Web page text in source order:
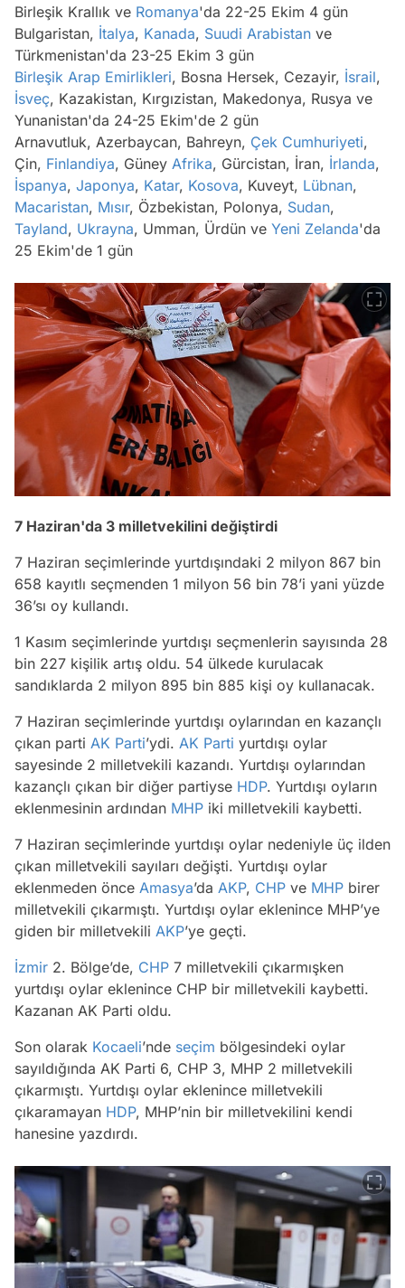
Birleşik Krallık ve Romanya'da 22-25 Ekim 4 gün
Bulgaristan, İtalya, Kanada, Suudi Arabistan ve
Türkmenistan'da 23-25 Ekim 3 gün
Birleşik Arap Emirlikleri, Bosna Hersek, Cezayir, İsrail,
İsveç, Kazakistan, Kırgızistan, Makedonya, Rusya ve
Yunanistan'da 24-25 Ekim'de 2 gün
Arnavutluk, Azerbaycan, Bahreyn, Çek Cumhuriyeti,
Çin, Finlandiya, Güney Afrika, Gürcistan, İran, İrlanda,
İspanya, Japonya, Katar, Kosova, Kuveyt, Lübnan,
Macaristan, Mısır, Özbekistan, Polonya, Sudan,
Tayland, Ukrayna, Umman, Ürdün ve Yeni Zelanda'da
25 Ekim'de 1 gün
7 Haziran'da 3 milletvekilini değiştirdi
7 Haziran seçimlerinde yurtdışındaki 2 milyon 867 bin
658 kayıtlı seçmenden 1 milyon 56 bin 78’i yani yüzde
36’sı oy kullandı.
1 Kasım seçimlerinde yurtdışı seçmenlerin sayısında 28
bin 227 kişilik artış oldu. 54 ülkede kurulacak
sandıklarda 2 milyon 895 bin 885 kişi oy kullanacak.
7 Haziran seçimlerinde yurtdışı oylarından en kazançlı
çıkan parti AK Parti’ydi. AK Parti yurtdışı oylar
sayesinde 2 milletvekili kazandı. Yurtdışı oylarından
kazançlı çıkan bir diğer partiyse HDP. Yurtdışı oyların
eklenmesinin ardından MHP iki milletvekili kaybetti.
7 Haziran seçimlerinde yurtdışı oylar nedeniyle üç ilden
çıkan milletvekili sayıları değişti. Yurtdışı oylar
eklenmeden önce Amasya’da AKP, CHP ve MHP birer
milletvekili çıkarmıştı. Yurtdışı oylar eklenince MHP’ye
giden bir milletvekili AKP’ye geçti.
İzmir 2. Bölge’de, CHP 7 milletvekili çıkarmışken
yurtdışı oylar eklenince CHP bir milletvekili kaybetti.
Kazanan AK Parti oldu.
Son olarak Kocaeli’nde seçim bölgesindeki oylar
sayıldığında AK Parti 6, CHP 3, MHP 2 milletvekili
çıkarmıştı. Yurtdışı oylar eklenince milletvekili
çıkaramayan HDP, MHP’nin bir milletvekilini kendi
hanesine yazdırdı.